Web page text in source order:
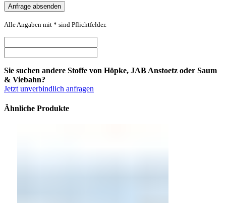
Alle Angaben mit * sind Pflichtfelder.
Sie suchen andere Stoffe von Höpke, JAB Anstoetz oder Saum
& Viebahn?
Jetzt unverbindlich anfragen
Ähnliche Produkte